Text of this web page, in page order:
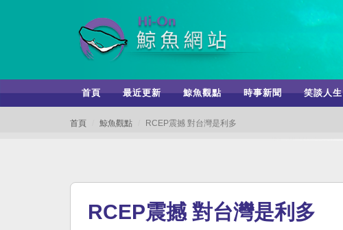
首頁 最近更新 鯨魚觀點 時事新聞 笑談人生
首頁 鯨魚觀點 RCEP震撼 對台灣是利多
RCEP震撼 對台灣是利多